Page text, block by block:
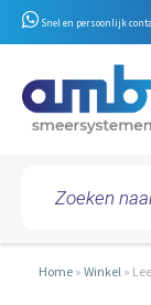
Snel en persoonlijk
zoeken
Home » Winkel »